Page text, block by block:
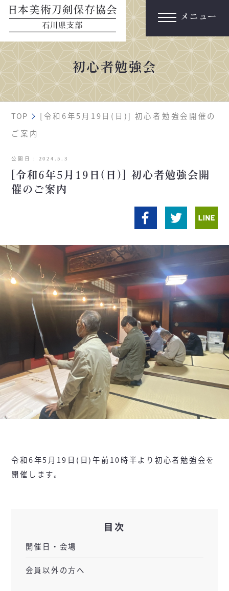
メニュー
初心者勉強会
TOP
[令和6年5月19日(日)] 初心者勉強会開催の
ご案内
公開日 : 2024.5.3
[令和6年5月19日(日)] 初心者勉強会開
催のご案内
令和6年5月19日(日)午前10時半より初心者勉強会を
開催します。
目次
開催日・会場
会員以外の方へ